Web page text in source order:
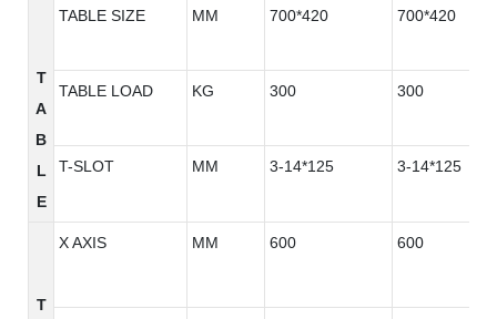
T
A
B
L
E
TABLE SIZE MM 700*420 700*420
TABLE LOAD KG 300 300
T-SLOT MM 3-14*125 3-14*125
T
X AXIS MM 600 600